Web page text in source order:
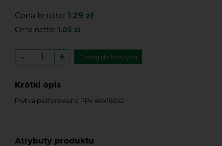
Cena brutto: 1.29 zł
Cena netto: 1.05 zł
- + Dodaj do koszyka
Krótki opis
Płytka perforowana PP4 40x160x2
Atrybuty produktu